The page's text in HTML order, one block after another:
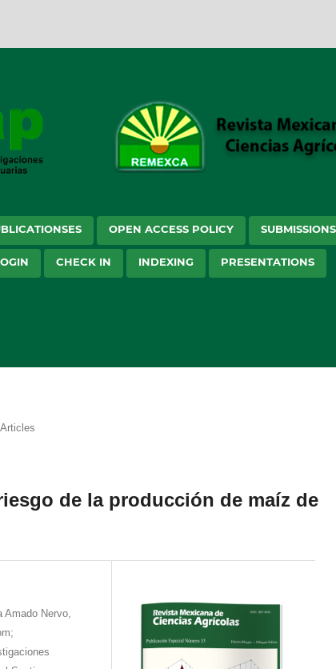
OPEN ACCESS POLICY SUBMISSIONS
CHECK IN INDEXING PRESENTATIONS
Articles
de la producción de maíz de
Nervo,